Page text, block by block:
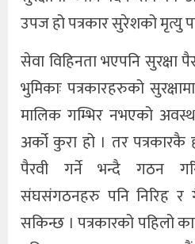
उपज हो पत्रकार सुरेशको मृत्यु
सेवा विहिनता भएपनि सुरक्षा
भुमिकाः पत्रकारहरुको
मालिक गम्भिर नभएको
अर्को कुरा हो । तर
पैरवी गर्ने भन्दै गठन
संघसंगठनहरु पनि निरिह र
सकिन्छ । पत्रकारको पहिलो